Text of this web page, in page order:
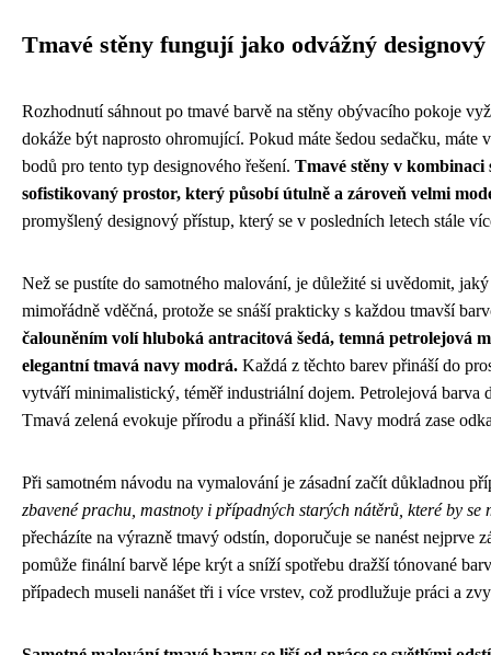
Tmavé stěny fungují jako odvážný
Rozhodnutí sáhnout po tmavé barvě na stěny obývacího pokoje
dokáže být naprosto ohromující. Pokud máte šedou sedačku,
bodů pro tento typ designového řešení. Tmavé stěny v kombinaci
sofistikovaný prostor, který působí útulně a zároveň velmi
promyšlený designový přístup, který se v posledních letech stále
Než se pustíte do samotného malování, je důležité si uvědomit,
mimořádně vděčná, protože se snáší prakticky s každou tmavší
čalouněním volí hluboká antracitová šedá, temná petrolejová
elegantní tmavá navy modrá. Každá z těchto barev přináší do
vytváří minimalistický, téměř industriální dojem. Petrolejová barva
Tmavá zelená evokuje přírodu a přináší klid. Navy modrá zase
Při samotném návodu na vymalování je zásadní začít důkladnou
zbavené prachu, mastnoty i případných starých nátěrů, které by se
přecházíte na výrazně tmavý odstín, doporučuje se nanést nejprve
pomůže finální barvě lépe krýt a sníží spotřebu dražší tónované
případech museli nanášet tři i více vrstev, což prodlužuje práci a